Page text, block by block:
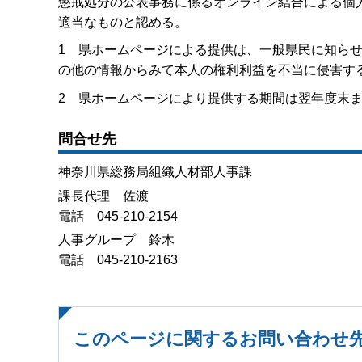
適当なものと認める。
1 県ホームページによる提供は、一般県民に知ら
の他の情報からみて本人の権利利益を不当に侵害
2 県ホームページにより提供する期間は翌年度末
問合せ先
神奈川県総務局組織人材部人事課
課長代理 佐渡
電話 045-210-2154
人事グループ 鈴木
電話 045-210-2163
このページに関するお問い合わせ